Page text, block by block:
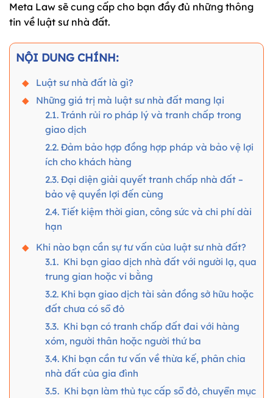
Meta Law sẽ cung cấp cho bạn đầy đủ những thông
tin về luật sư nhà đất.
NỘI DUNG CHÍNH:
Luật sư nhà đất là gì?
Những giá trị mà luật sư nhà đất mang lại
2.1. Tránh rủi ro pháp lý và tranh chấp trong
giao dịch
2.2. Đảm bảo hợp đồng hợp pháp và bảo vệ lợi
ích cho khách hàng
2.3. Đại diện giải quyết tranh chấp nhà đất –
bảo vệ quyền lợi đến cùng
2.4. Tiết kiệm thời gian, công sức và chi phí dài
hạn
Khi nào bạn cần sự tư vấn của luật sư nhà đất?
3.1. Khi bạn giao dịch nhà đất với người lạ, qua
trung gian hoặc vi bằng
3.2. Khi bạn giao dịch tài sản đồng sở hữu hoặc
đất chưa có sổ đỏ
3.3. Khi bạn có tranh chấp đất đai với hàng
xóm, người thân hoặc người thứ ba
3.4. Khi bạn cần tư vấn về thừa kế, phân chia
nhà đất của gia đình
3.5. Khi bạn làm thủ tục cấp sổ đỏ, chuyển mục